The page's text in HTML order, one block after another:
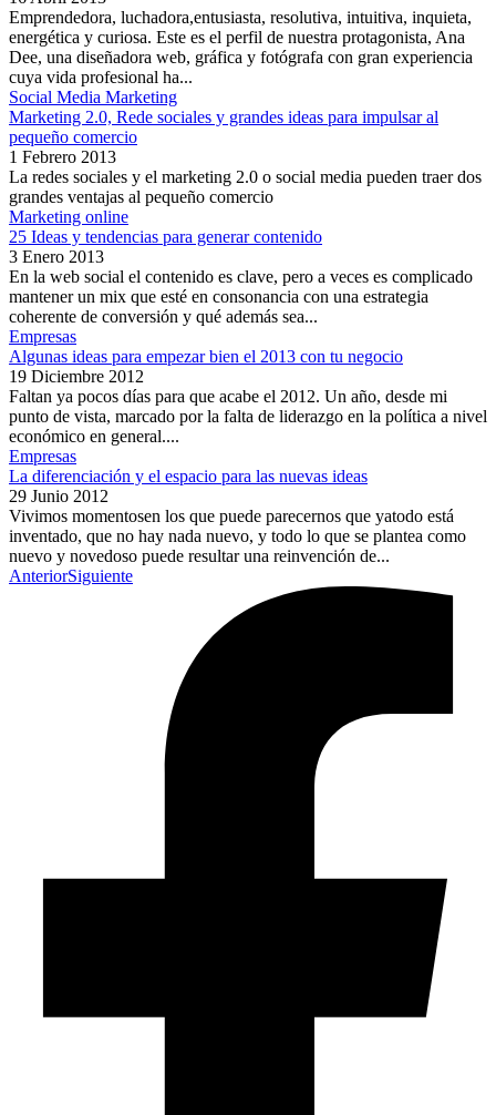
Emprendedora, luchadora,entusiasta, resolutiva, intuitiva, inquieta,
energética y curiosa. Este es el perfil de nuestra protagonista, Ana
Dee, una diseñadora web, gráfica y fotógrafa con gran experiencia
cuya vida profesional ha...
Social Media Marketing
Marketing 2.0, Rede sociales y grandes ideas para impulsar al
pequeño comercio
1 Febrero 2013
La redes sociales y el marketing 2.0 o social media pueden traer dos
grandes ventajas al pequeño comercio
Marketing online
25 Ideas y tendencias para generar contenido
3 Enero 2013
En la web social el contenido es clave, pero a veces es complicado
mantener un mix que esté en consonancia con una estrategia
coherente de conversión y qué además sea...
Empresas
Algunas ideas para empezar bien el 2013 con tu negocio
19 Diciembre 2012
Faltan ya pocos días para que acabe el 2012. Un año, desde mi
punto de vista, marcado por la falta de liderazgo en la política a nivel
económico en general....
Empresas
La diferenciación y el espacio para las nuevas ideas
29 Junio 2012
Vivimos momentosen los que puede parecernos que yatodo está
inventado, que no hay nada nuevo, y todo lo que se plantea como
nuevo y novedoso puede resultar una reinvención de...
AnteriorSiguiente